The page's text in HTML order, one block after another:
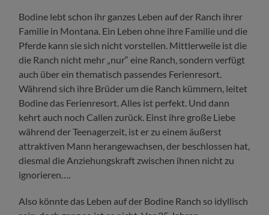
Bodine lebt schon ihr ganzes Leben auf der Ranch ihrer
Familie in Montana. Ein Leben ohne ihre Familie und die
Pferde kann sie sich nicht vorstellen. Mittlerweile ist die
die Ranch nicht mehr „nur“ eine Ranch, sondern verfügt
auch über ein thematisch passendes Ferienresort.
Während sich ihre Brüder um die Ranch kümmern, leitet
Bodine das Ferienresort. Alles ist perfekt. Und dann
kehrt auch noch Callen zurück. Einst ihre große Liebe
während der Teenagerzeit, ist er zu einem äußerst
attraktiven Mann herangewachsen, der beschlossen hat,
diesmal die Anziehungskraft zwischen ihnen nicht zu
ignorieren….
Also könnte das Leben auf der Bodine Ranch so idyllisch